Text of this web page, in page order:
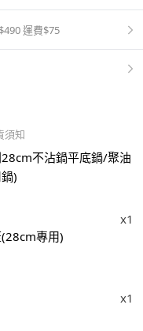
運費$75
須知
28cm不沾鍋平底鍋/聚油
)
x1
(28cm專用)
x1